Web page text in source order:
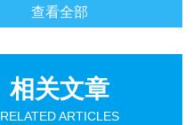
查看全部
相关文章
RELATED ARTICLES